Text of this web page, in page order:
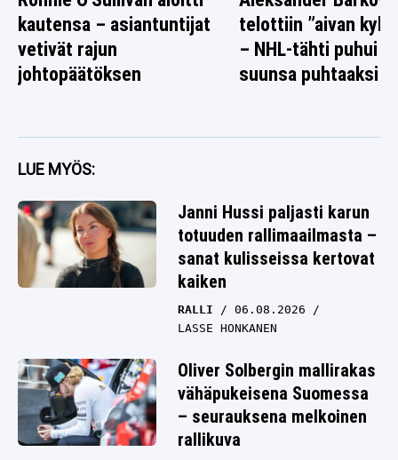
kautensa – asiantuntijat
vetivät rajun
johtopäätöksen
telottiin ”aivan
– NHL-tähti puhui
suunsa puhtaaksi
LUE MYÖS:
Janni Hussi paljasti karun
totuuden rallimaailmasta –
sanat kulisseissa kertovat
kaiken
RALLI
06.08.2026
LASSE HONKANEN
Oliver Solbergin mallirakas
vähäpukeisena Suomessa
– seurauksena melkoinen
rallikuva